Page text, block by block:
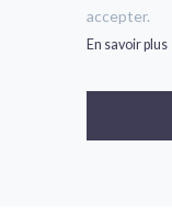
accepter.
En savoir plus